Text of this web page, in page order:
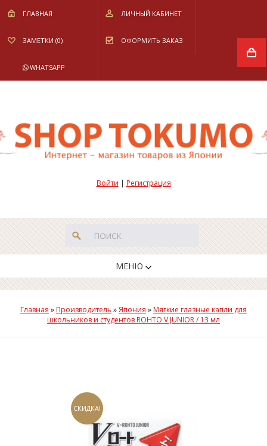
ГЛАВНАЯ ЛИЧНЫЙ КАБИНЕТ
ЗАМЕТКИ (0) ОФОРМИТЬ ЗАКАЗ
WHATSAPP
Войти | Регистрация
МЕНЮ
Главная » Производитель »Япония » Мягкие глазные капли для
школьников и студентов ROHTO V JUNIOR / 13 мл
СКИДКА!